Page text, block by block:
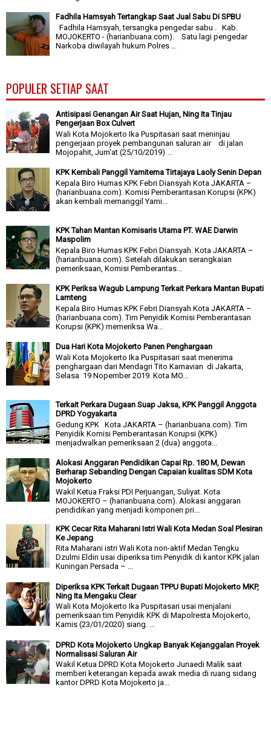
Fadhila Hamsyah Tertangkap Saat Jual Sabu Di SPBU
Fadhila Hamsyah, tersangka pengedar sabu . Kab.
MOJOKERTO - (harianbuana.com). Satu lagi pengedar
Narkoba diwilayah hukum Polres ...
POPULER SETIAP SAAT
Antisipasi Genangan Air Saat Hujan, Ning Ita Tinjau
Pengerjaan Box Culvert
Wali Kota Mojokerto Ika Puspitasari saat meninjau
pengerjaan proyek pembangunan saluran air di jalan
Mojopahit, Jum'at (25/10/2019) ...
KPK Kembali Panggil Yamitema Tirtajaya Laoly Senin Depan
Kepala Biro Humas KPK Febri Diansyah Kota JAKARTA –
(harianbuana.com). Komisi Pemberantasan Korupsi (KPK)
akan kembali memanggil Yami...
KPK Tahan Mantan Komisaris Utama PT. WAE Darwin
Maspolim
Kepala Biro Humas KPK Febri Diansyah. Kota JAKARTA –
(harianbuana.com). Setelah dilakukan serangkaian
pemeriksaan, Komisi Pemberantas...
KPK Periksa Wagub Lampung Terkait Perkara Mantan Bupati
Lamteng
Kepala Biro Humas KPK Febri Diansyah Kota JAKARTA –
(harianbuana.com). Tim Penyidik Komisi Pemberantasan
Korupsi (KPK) memeriksa Wa...
Dua Hari Kota Mojokerto Panen Penghargaan
Wali Kota Mojokerto Ika Puspitasari saat menerima
penghargaan dari Mendagri Tito Karnavian di Jakarta,
Selasa 19 Nopember 2019. Kota MO...
Terkait Perkara Dugaan Suap Jaksa, KPK Panggil Anggota
DPRD Yogyakarta
Gedung KPK Kota JAKARTA – (harianbuana.com). Tim
Penyidik Komisi Pemberantasan Korupsi (KPK)
menjadwalkan pemeriksaan 2 (dua) anggota...
Alokasi Anggaran Pendidikan Capai Rp. 180 M, Dewan
Berharap Sebanding Dengan Capaian kualitas SDM Kota
Mojokerto
Wakil Ketua Fraksi PDI Perjuangan, Suliyat. Kota
MOJOKERTO – (harianbuana.com). Alokasi anggaran
pendidikan yang menjadi komponen pri...
KPK Cecar Rita Maharani Istri Wali Kota Medan Soal Plesiran
Ke Jepang
Rita Maharani istri Wali Kota non-aktif Medan Tengku
Dzulmi Eldin usai diperiksa tim Penyidik di kantor KPK jalan
Kuningan Persada – ...
Diperiksa KPK Terkait Dugaan TPPU Bupati Mojokerto MKP,
Ning Ita Mengaku Clear
Wali Kota Mojokerto Ika Puspitasari usai menjalani
pemeriksaan tim Penyidik KPK di Mapolresta Mojokerto,
Kamis (23/01/2020) siang. ...
DPRD Kota Mojokerto Ungkap Banyak Kejanggalan Proyek
Normalisasi Saluran Air
Wakil Ketua DPRD Kota Mojokerto Junaedi Malik saat
memberi keterangan kepada awak media di ruang sidang
kantor DPRD Kota Mojokerto ja...